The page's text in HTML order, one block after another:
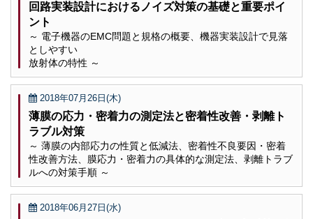
回路実装設計におけるノイズ対策の基礎と重要ポイ
ント
～ 電子機器のEMC問題と規格の概要、機器実装設計で見落
としやすい
放射体の特性 ～
2018年07月26日(木)
薄膜の応力・密着力の測定法と密着性改善・剥離ト
ラブル対策
～ 薄膜の内部応力の性質と低減法、密着性不良要因・密着
性改善方法、膜応力・密着力の具体的な測定法、剥離トラブ
ルへの対策手順 ～
2018年06月27日(水)